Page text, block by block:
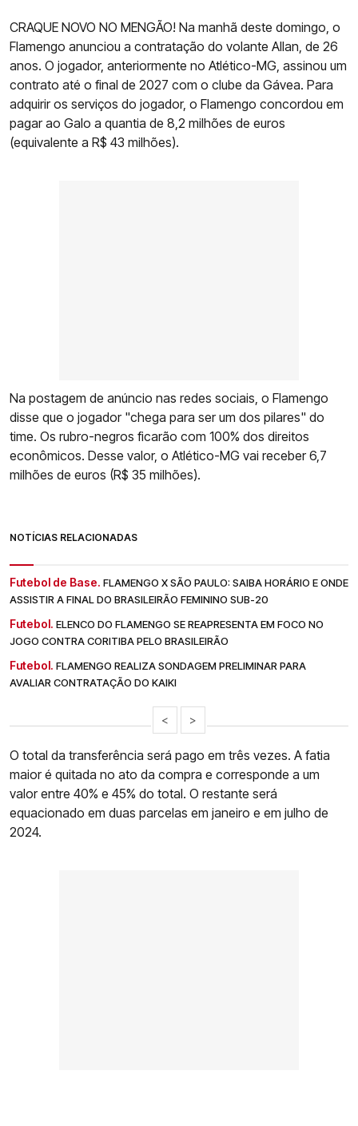
CRAQUE NOVO NO MENGÃO! Na manhã deste domingo, o
Flamengo anunciou a contratação do volante Allan, de 26
anos. O jogador, anteriormente no Atlético-MG, assinou um
contrato até o final de 2027 com o clube da Gávea. Para
adquirir os serviços do jogador, o Flamengo concordou em
pagar ao Galo a quantia de 8,2 milhões de euros
(equivalente a R$ 43 milhões).
Na postagem de anúncio nas redes sociais, o Flamengo
disse que o jogador "chega para ser um dos pilares" do
time. Os rubro-negros ficarão com 100% dos direitos
econômicos. Desse valor, o Atlético-MG vai receber 6,7
milhões de euros (R$ 35 milhões).
NOTÍCIAS RELACIONADAS
Futebol de Base. FLAMENGO X SÃO PAULO: SAIBA HORÁRIO E ONDE
ASSISTIR A FINAL DO BRASILEIRÃO FEMININO SUB-20
Futebol. ELENCO DO FLAMENGO SE REAPRESENTA EM FOCO NO
JOGO CONTRA CORITIBA PELO BRASILEIRÃO
Futebol. FLAMENGO REALIZA SONDAGEM PRELIMINAR PARA
AVALIAR CONTRATAÇÃO DO KAIKI
< >
O total da transferência será pago em três vezes. A fatia
maior é quitada no ato da compra e corresponde a um
valor entre 40% e 45% do total. O restante será
equacionado em duas parcelas em janeiro e em julho de
2024.